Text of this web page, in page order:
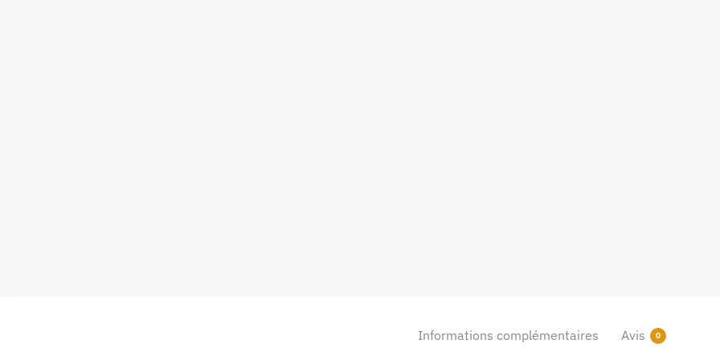
Informations complémentaires Avis 0